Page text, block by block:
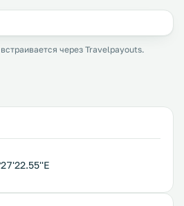
через Travelpayouts.